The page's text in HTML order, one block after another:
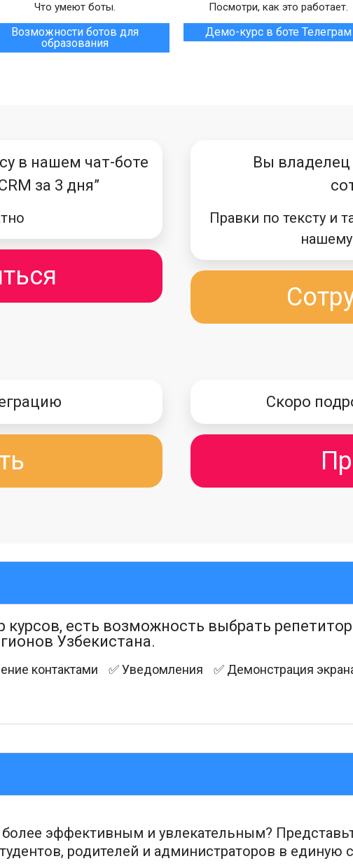
Что умеют боты.
Возможности ботов для
образования
Посмотри, как это работает.
Демо-курс в боте Телеграм
в нашем чат-боте
за 3 дня”
Вы
Правки по тексту и
нашему
Скоро
есть возможность выбрать
Узбекистана.
контактами ✅ Уведомления
✅ Демонстрация
эффективным и увлекательным?
родителей и администраторов в единую